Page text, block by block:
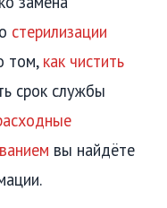
стерилизации
том, как чистить
срок службы
вы найдёте